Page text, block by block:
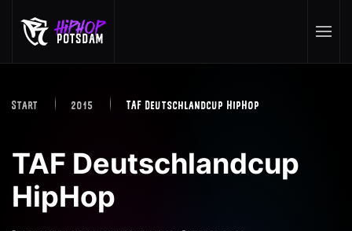
Skip to main content
Start 2015 TAF Deutschlandcup HipHop
TAF Deutschlandcup
HipHop